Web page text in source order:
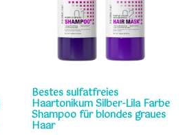
Bestes sulfatfreies
Haartonikum Silber-Lila Farbe
Shampoo für blondes graues
Haar